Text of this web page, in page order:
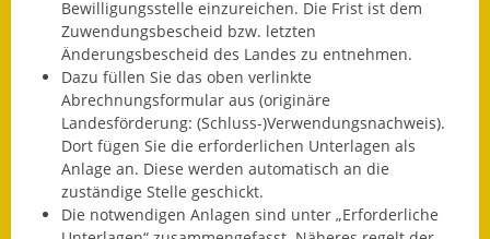
Bauwasser/Wasser/Abwasser
Bebauungspläne
Bodenrichtwerte
Flächennutzungsplan
Gerätehütten
Bewilligungsstelle einzureichen. Die Frist ist dem
Zuwendungsbescheid bzw. letzten
Änderungsbescheid des Landes zu entnehmen.
Dazu füllen Sie das oben verlinkte
Abrechnungsformular aus (originäre
Landesförderung: (Schluss-)Verwendungsnachweis).
Dort fügen Sie die erforderlichen Unterlagen als
Anlage an. Diese werden automatisch an die
zuständige Stelle geschickt.
Die notwendigen Anlagen sind unter „Erforderliche